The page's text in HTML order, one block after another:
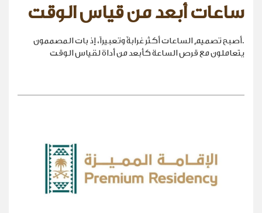
ساعات أبعد من قياس الوقت
.أصبح تصميم الساعات أكثر غرابةً وتعبيراً، إذ بات المصممون
يتعاملون مع قرص الساعة كأبعد من أداة لقياس الوقت